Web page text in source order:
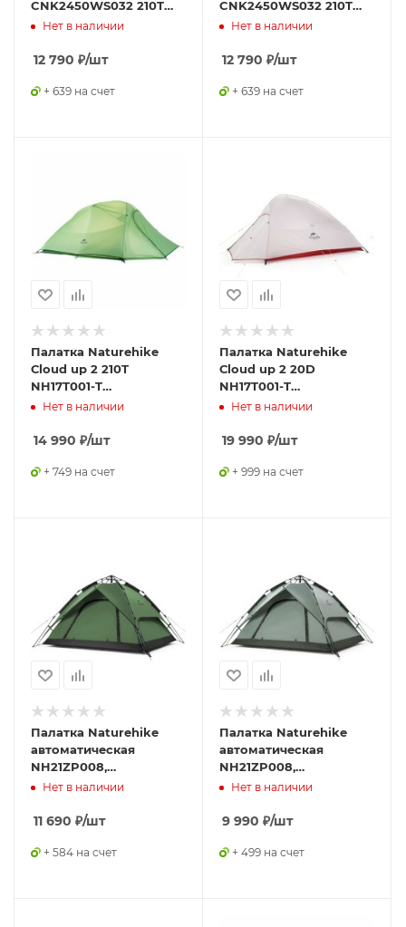
CNK2450WS032 210T
одноместная
Нет в наличии
12 790 ₽/шт
+ 639 на счет
CNK2450WS032 210T
одноместная
Нет в наличии
12 790 ₽/шт
+ 639 на счет
Палатка Naturehike
Сloud up 2 210T
NH17T001-T
двухместная с
6927595730577
Нет в наличии
14 990 ₽/шт
+ 749 на счет
Палатка Naturehike
Сloud up 2 20D
NH17T001-T
двухместная с
6927595724668
Нет в наличии
19 990 ₽/шт
+ 999 на счет
Палатка Naturehike
автоматическая
NH21ZP008,
четырехместная,
Нет в наличии
11 690 ₽/шт
+ 584 на счет
Палатка Naturehike
автоматическая
NH21ZP008,
трехместная, серо-
Нет в наличии
9 990 ₽/шт
+ 499 на счет